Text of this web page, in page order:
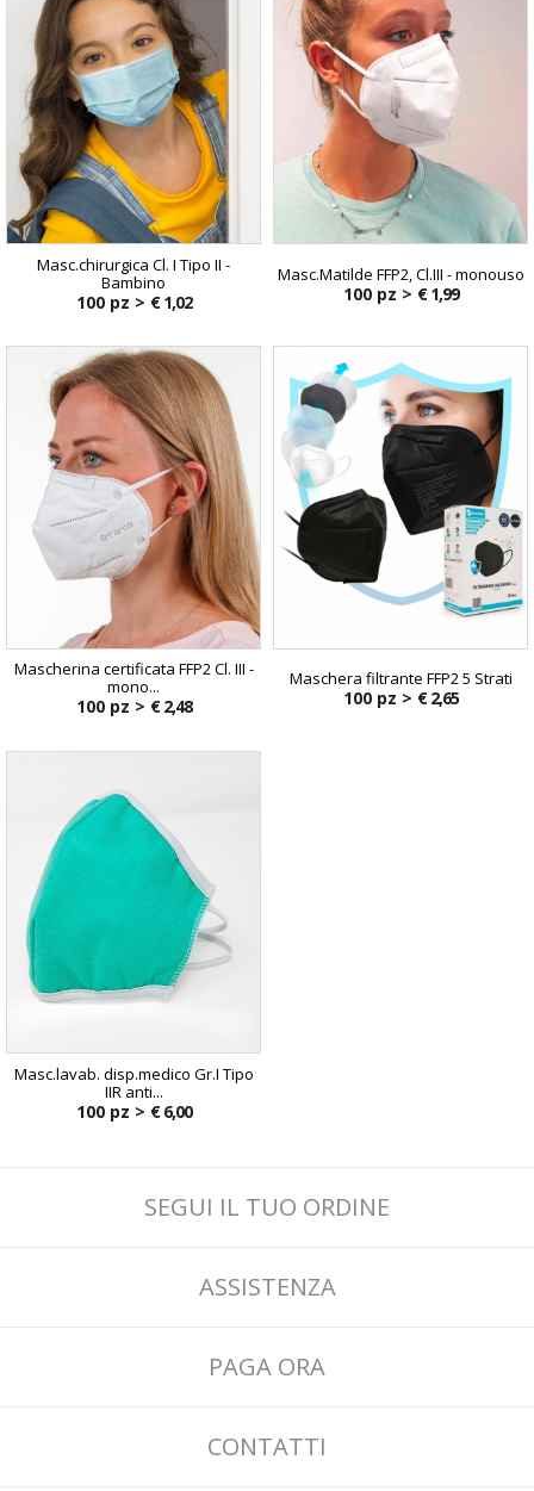
Masc.chirurgica Cl. I Tipo II -
Bambino
100 pz > € 1,02
Masc.Matilde FFP2, Cl.III - monouso
100 pz > € 1,99
Mascherina certificata FFP2 Cl. III -
mono...
100 pz > € 2,48
Maschera filtrante FFP2 5 Strati
100 pz > € 2,65
Masc.lavab. disp.medico Gr.I Tipo
IIR anti...
100 pz > € 6,00
SEGUI IL TUO ORDINE
ASSISTENZA
PAGA ORA
CONTATTI